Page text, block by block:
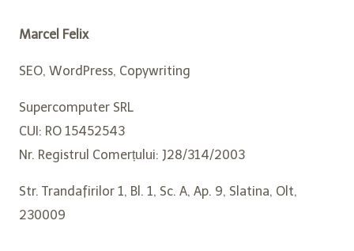
Marcel Felix
SEO, WordPress, Copywriting
Supercomputer SRL
CUI: RO 15452543
Nr. Registrul Comerțului: J28/314/2003
Str. Trandafirilor 1, Bl. 1, Sc. A, Ap. 9, Slatina, Olt,
230009